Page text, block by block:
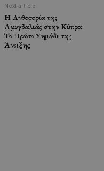
Next article
Η Ανθοφορία της
Αμυγδαλιάς στην Κύπρο:
Το Πρώτο Σημάδι της
Άνοιξης